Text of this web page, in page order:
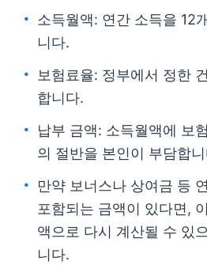
소득월액: 연간 소득을 12
니다.
보험료율: 정부에서 정한
합니다.
납부 금액: 소득월액에 보
의 절반을 본인이 부담합
만약 보너스나 상여금 등
포함되는 금액이 있다면,
액으로 다시 계산될 수 있
니다.